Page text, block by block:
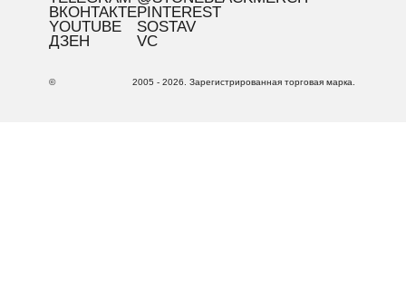
ВКОНТАКТЕ
YOUTUBE
ДЗЕН
PINTEREST
SOSTAV
VC
© 2005 - 2026. Зарегистрированная торговая марка.